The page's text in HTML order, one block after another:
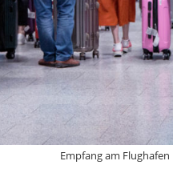
Empfang am Flughafen